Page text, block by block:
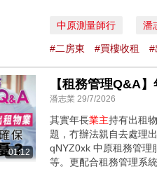
中原測量師行 潘
#二房東 #買樓收租 #
01:12
【租務管理Q&A
潘志業 29/7/2026
其實年長業主持有出租物
題，冇辦法親自去處理
qNYZ0xk 中原租務管理
等。更配合租務管理系